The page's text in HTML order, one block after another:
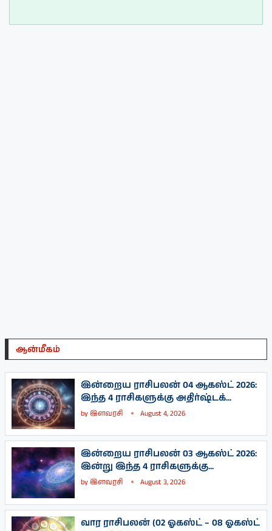
ஆன்மீகம்
இன்றைய ராசிபலன் 04 ஆகஸ்ட் 2026:
இந்த 4 ராசிகளுக்கு அதிர்ஷ்டக்...
byஇளவரசி August 4, 2026
இன்றைய ராசிபலன் 03 ஆகஸ்ட் 2026:
இன்று இந்த 4 ராசிகளுக்கு...
byஇளவரசி August 3, 2026
வார ராசிபலன் (02 ஓகஸ்ட் – 08 ஓகஸ்ட்